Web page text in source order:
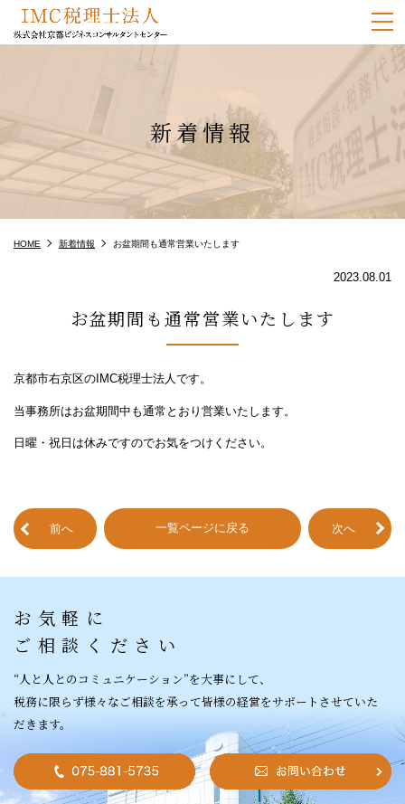
新着情報
HOME 新着情報 お盆期間も通常営業いたします
2023.08.01
お盆期間も通常営業いたします
京都市右京区のIMC税理士法人です。
当事務所はお盆期間中も通常とおり営業いたします。
日曜・祝日は休みですのでお気をつけください。
前へ 一覧ページに戻る 次へ
お気軽に
ご相談ください
“人と人との コミュニケーション”を大事にして、
税務に限らず様々なご相談を承って皆様の経営をサポートさせていた
だきます。